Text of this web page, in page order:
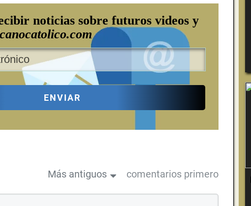
noticias sobre futuros videos y
ENVIAR
Más antiguos comentarios primero